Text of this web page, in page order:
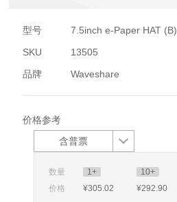
型号
7.5inch e-Paper HAT (B)
SKU
13505
品牌
Waveshare
价格参考
含普票
数量 1+ 10+
价格
¥305.02 ¥292.90